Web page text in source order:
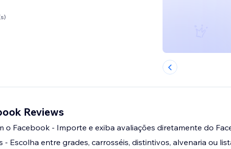
Reviews
o Facebook - Importe e exiba avaliações diretamente do
​​- Escolha entre grades, carrosséis, distintivos, alvenaria ou